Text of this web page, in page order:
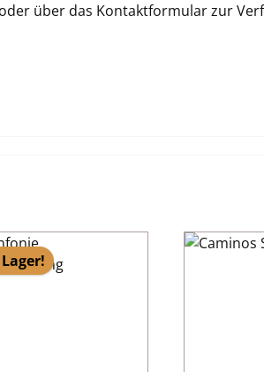
über das Kontaktformular zur